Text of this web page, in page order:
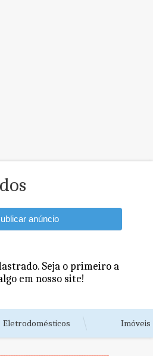
anúncio
Seja o primeiro a
em nosso site!
Eletrodomésticos Imóveis